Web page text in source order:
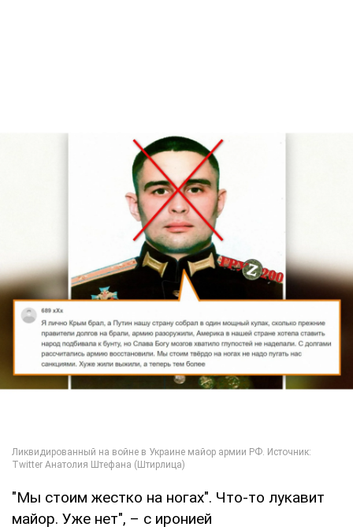
"Мы стоим жестко на ногах". Что-то лукавит
майор. Уже нет", – с иронией